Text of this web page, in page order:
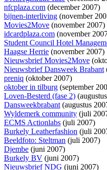
nfcplaza.com (december 2007)
bijnen-interliving (november
Movies2Move (november 2007)
idcardplaza.com (november
Student Council Hotel
Haagse Herrie (november 2007)
Nieuwsbrief Movies2Move
Nieuwsbrief Dansweek Brabant
preniq (oktober 2007)
oktober in tilburg (september
Loven-Besterd (fase 2)
Dansweekbrabant(augustus
Wyldemerk community (juli
ECMS Actionlabs (juli 2007)
Burkely Leatherfashion (juli
Beeldfoto: Steltman (juli 2007)
Djembe (juni 2007)
Burkely BV (juni 2007)
Nieuwsbrief NDG (juni 2007)